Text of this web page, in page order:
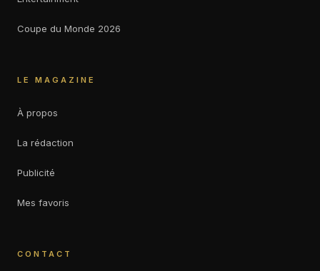
Coupe du Monde 2026
LE MAGAZINE
À propos
La rédaction
Publicité
Mes favoris
CONTACT